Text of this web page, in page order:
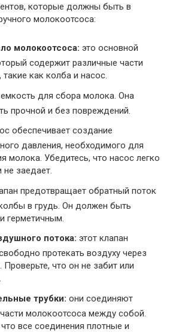
которые должны быть в
молокоотсоса:
молокоотсоса: это основной
содержит различные части
такие как колба и насос.
для сбора молока. Она
прочной и без повреждений.
обеспечивает создание
давления, необходимого для
молока. Убедитесь, что насос легко
не заедает.
предотвращает обратный поток
в грудь. Он должен быть
герметичным.
потока: этот клапан
протекать воздуху через
Проверьте, что он не забит или
трубки: они соединяют
молокоотсоса между собой.
все соединения плотные и